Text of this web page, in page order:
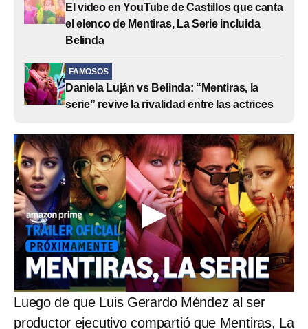
El video en YouTube de Castillos que canta
el elenco de Mentiras, La Serie incluida
Belinda
FAMOSOS
Daniela Luján vs Belinda: “Mentiras, la
serie” revive la rivalidad entre las actrices
Luego de que Luis Gerardo Méndez al ser
productor ejecutivo compartió que Mentiras, La